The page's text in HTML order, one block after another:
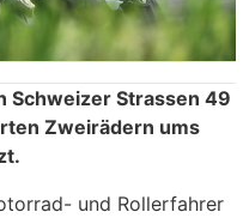
Schweizer Strassen 49
Zweirädern ums
und Rollerfahrer